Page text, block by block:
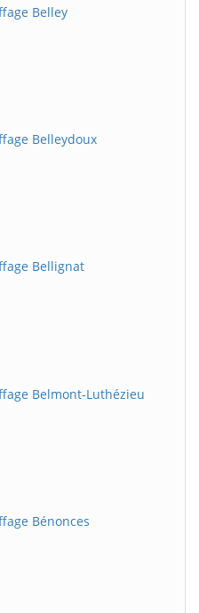
Belley
Belleydoux
Bellignat
Belmont-Luthézieu
Bénonces